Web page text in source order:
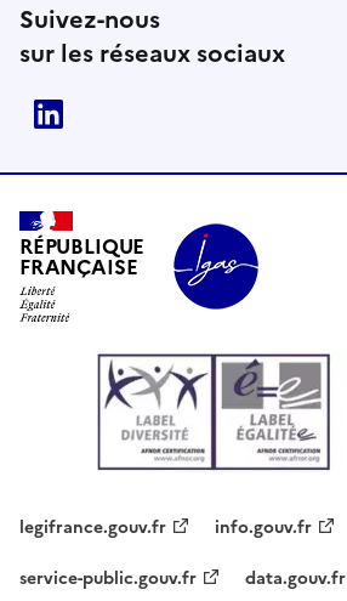
Suivez-nous
sur les réseaux sociaux
RÉPUBLIQUE
FRANÇAISE
legifrance.gouv.fr
info.gouv.fr
service-public.gouv.fr
data.gouv.fr